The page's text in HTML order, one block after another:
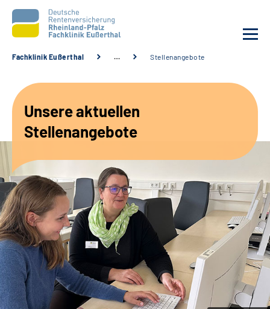
Unsere Angebote
Karriere
Beratungsstellen &
Zuweisende
Suche
Leichte Sprache
Fachklinik Eußerthal … Stellenangebote
Unsere aktuellen
Stellenangebote